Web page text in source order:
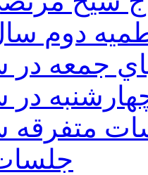
دوم سال
جمعه در
در
متفرقه
جلسات